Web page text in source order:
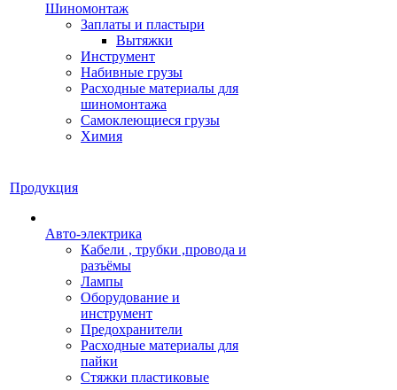
Шиномонтаж
Заплаты и пластыри
Вытяжки
Инструмент
Набивные грузы
Расходные материалы для
шиномонтажа
Самоклеющиеся грузы
Химия
Продукция
Авто-электрика
Кабели , трубки ,провода и
разъёмы
Лампы
Оборудование и
инструмент
Предохранители
Расходные материалы для
пайки
Стяжки пластиковые